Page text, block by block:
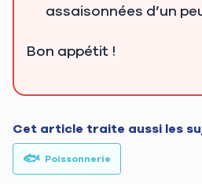
assaisonnées d’un
Bon appétit !
Cet article traite aussi les
🐟 Poissonnerie